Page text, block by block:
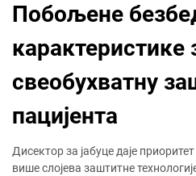
Побољене
карактеристике
свеобухватну
пацијента
Дисектор за јабуце даје
више слојева заштитне